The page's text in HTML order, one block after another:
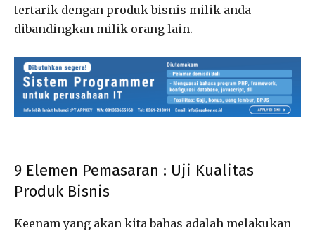
tertarik dengan produk bisnis milik anda
dibandingkan milik orang lain.
9 Elemen Pemasaran : Uji Kualitas
Produk Bisnis
Keenam yang akan kita bahas adalah melakukan